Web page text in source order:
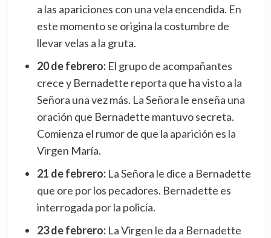
a las apariciones con una vela encendida. En
este momento se origina la costumbre de
llevar velas a la gruta.
20 de febrero:El grupo de acompañantes
crece y Bernadette reporta que ha visto a la
Señora una vez más. La Señora le enseña una
oración que Bernadette mantuvo secreta.
Comienza el rumor de que la aparición es la
Virgen María.
21 de febrero:La Señora le dice a Bernadette
que ore por los pecadores. Bernadette es
interrogada por la policía.
23 de febrero: La Virgen le da a Bernadette